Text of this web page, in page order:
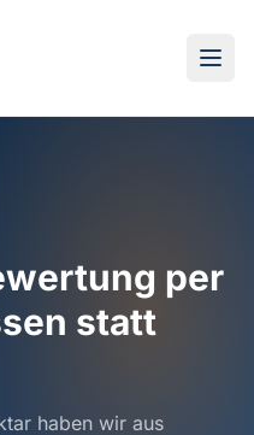
per
statt
haben wir aus